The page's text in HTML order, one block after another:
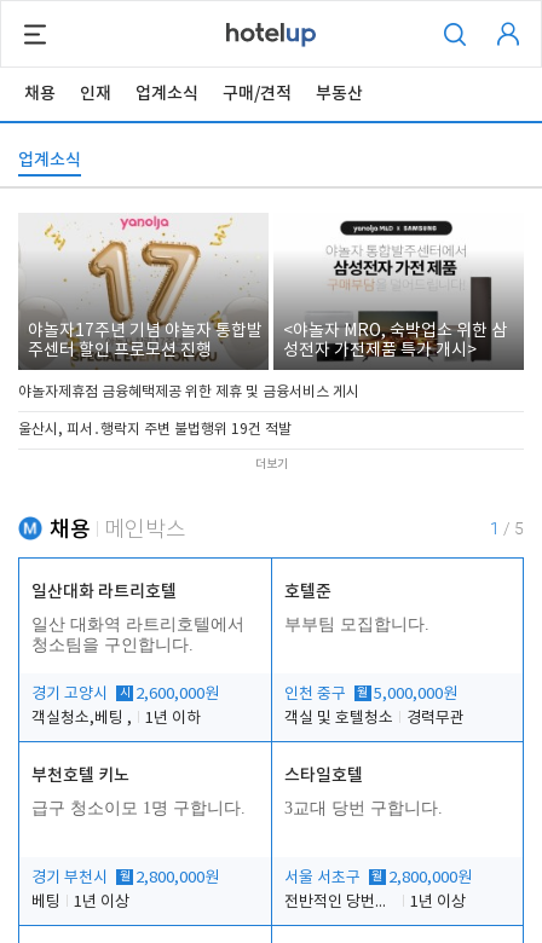
채용 인재 업계소식 구매/견적 부동산
업계소식
야놀자17주년 기념 야놀자 통합발
주센터 할인 프로모션 진행
<야놀자 MRO, 숙박업소 위한 삼
성전자 가전제품 특가 개시>
야놀자제휴점 금융혜택제공 위한 제휴 및 금융서비스 게시
울산시, 피서․행락지 주변 불법행위 19건 적발
더보기
채용 메인박스 1 / 5
일산대화 라트리호텔
일산 대화역 라트리호텔에서
청소팀을 구인합니다.
경기 고양시 시
2,600,000원
객실청소,베팅 ,
1년 이하
호텔준
부부팀 모집합니다.
인천 중구 월 5,000,000원
객실 및 호텔청소
경력무관
부천호텔 키노
급구 청소이모 1명 구합니다.
경기 부천시 월 2,800,000원
베팅
1년 이상
스타일호텔
3교대 당번 구합니다.
서울 서초구 월 2,800,000원
전반적인 당번업무
1년 이상